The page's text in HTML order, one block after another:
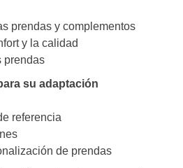
prendas y complementos
y la calidad
prendas
su adaptación
referencia
de prendas